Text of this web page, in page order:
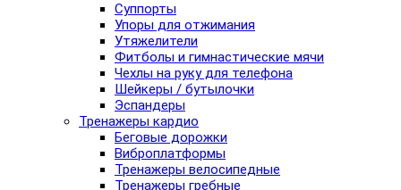
Суппорты
Упоры для отжимания
Утяжелители
Фитболы и гимнастические мячи
Чехлы на руку для телефона
Шейкеры / бутылочки
Эспандеры
Тренажеры кардио
Беговые дорожки
Виброплатформы
Тренажеры велосипедные
Тренажеры гребные